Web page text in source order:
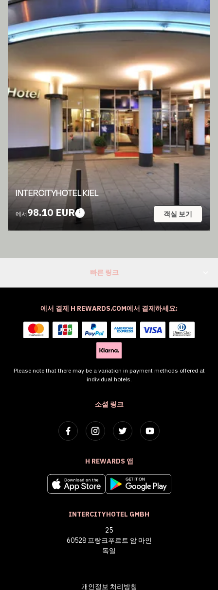
INTERCITYHOTEL KIEL
에서98.10 EUR 객실 보기
빠른 링크
소셜 링크
H REWARDS 앱
INTERCITYHOTEL GMBH
25
60528 프랑크푸르트 암 마인
독일
에서 결제 H REWARDS.COM에서 결제하세요:
Please note that there may be a variation in payment methods offered at
individual hotels.
개인정보 처리방침